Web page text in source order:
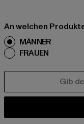
An welchen
MÄNNER
FRAUEN